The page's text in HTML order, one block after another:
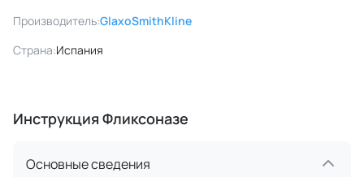
Производитель:GlaxoSmithKline
Страна:Испания
Инструкция Фликсоназе
Основные сведения